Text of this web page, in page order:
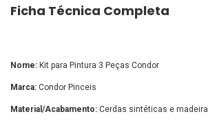
Ficha Técnica Completa
Nome: Kit para Pintura 3 Peças Condor
Marca: Condor Pinceis
Material/Acabamento: Cerdas sintéticas e madeira